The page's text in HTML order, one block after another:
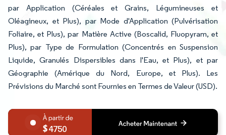
par Application (Céréales et Grains, Légumineuses et
Oléagineux, et Plus), par Mode d'Application (Pulvérisation
Foliaire, et Plus), par Matière Active (Boscalid, Fluopyram, et
Plus), par Type de Formulation (Concentrés en Suspension
Liquide, Granulés Dispersibles dans l'Eau, et Plus), et par
Géographie (Amérique du Nord, Europe, et Plus). Les
Prévisions du Marché sont Fournies en Termes de Valeur (USD).
4750